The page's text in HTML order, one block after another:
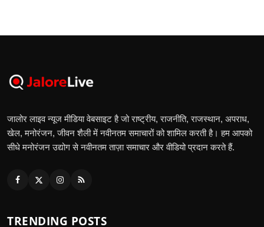
जालोर लाइव न्यूज मीडिया वेबसाइट है जो राष्ट्रीय, राजनीति, राजस्थान, अपराध,
खेल, मनोरंजन, जीवन शैली में नवीनतम समाचारों को शामिल करती है। हम आपको
सीधे मनोरंजन उद्योग से नवीनतम ताज़ा समाचार और वीडियो प्रदान करते हैं.
TRENDING POSTS